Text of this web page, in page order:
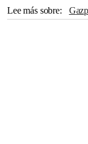
Lee más sobre